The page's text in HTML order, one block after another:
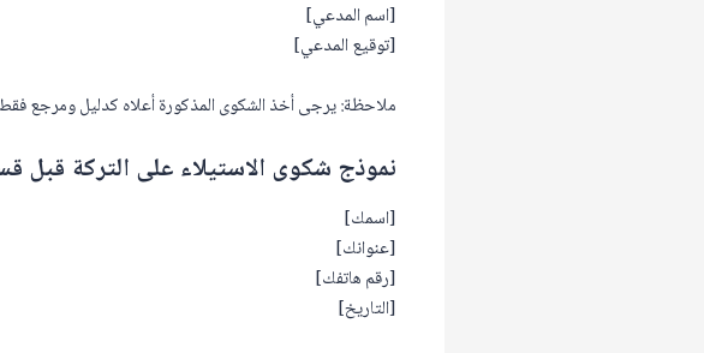
[اسم المدعي]
[توقيع المدعي]
ملاحظة: يرجى أخذ الشكوى المذكورة أعلاه كدليل ومرجع فقط.
نموذج شكوى الاستيلاء على التركة قبل
[اسمك]
[عنوانك]
[رقم هاتفك]
[التاريخ]